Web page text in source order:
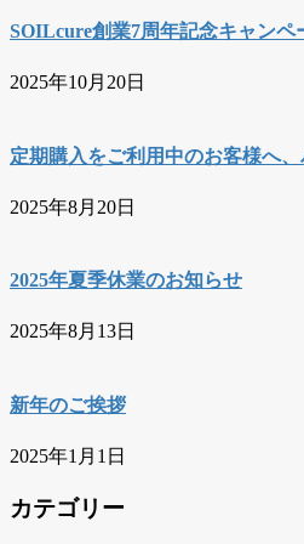
SOILcure創業7周年記念キャンペ
2025年10月20日
定期購入をご利用中のお客様へ
2025年8月20日
2025年夏季休業のお知らせ
2025年8月13日
新年のご挨拶
2025年1月1日
カテゴリー